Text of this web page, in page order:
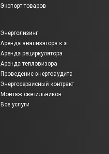
Экспорт товаров
Энерголизинг
Аренда анализатора к.э.
Аренда рециркулятора
Аренда тепловизора
Проведение энергоаудита
Энергосервисный контракт
Монтаж светильников
Все услуги